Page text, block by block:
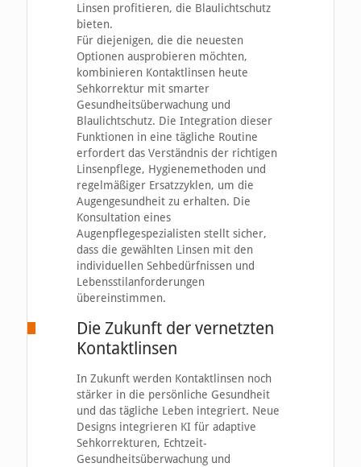
Linsen profitieren, die Blaulichtschutz
bieten.
Für diejenigen, die die neuesten
Optionen ausprobieren möchten,
kombinieren Kontaktlinsen heute
Sehkorrektur mit smarter
Gesundheitsüberwachung und
Blaulichtschutz. Die Integration dieser
Funktionen in eine tägliche Routine
erfordert das Verständnis der richtigen
Linsenpflege, Hygienemethoden und
regelmäßiger Ersatzzyklen, um die
Augengesundheit zu erhalten. Die
Konsultation eines
Augenpflegespezialisten stellt sicher,
dass die gewählten Linsen mit den
individuellen Sehbedürfnissen und
Lebensstilanforderungen
übereinstimmen.
Die Zukunft der vernetzten
Kontaktlinsen
In Zukunft werden Kontaktlinsen noch
stärker in die persönliche Gesundheit
und das tägliche Leben integriert. Neue
Designs integrieren KI für adaptive
Sehkorrekturen, Echtzeit-
Gesundheitsüberwachung und